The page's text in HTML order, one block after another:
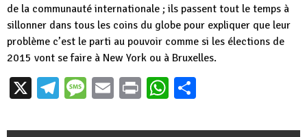
de la communauté internationale ; ils passent tout le temps à
sillonner dans tous les coins du globe pour expliquer que leur
problème c’est le parti au pouvoir comme si les élections de
2015 vont se faire à New York ou à Bruxelles.
X Telegram
Message
EmailPrintWhatsApp